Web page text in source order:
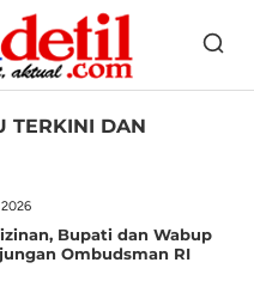
TERKINI DAN
Bupati dan Wabup
Ombudsman RI